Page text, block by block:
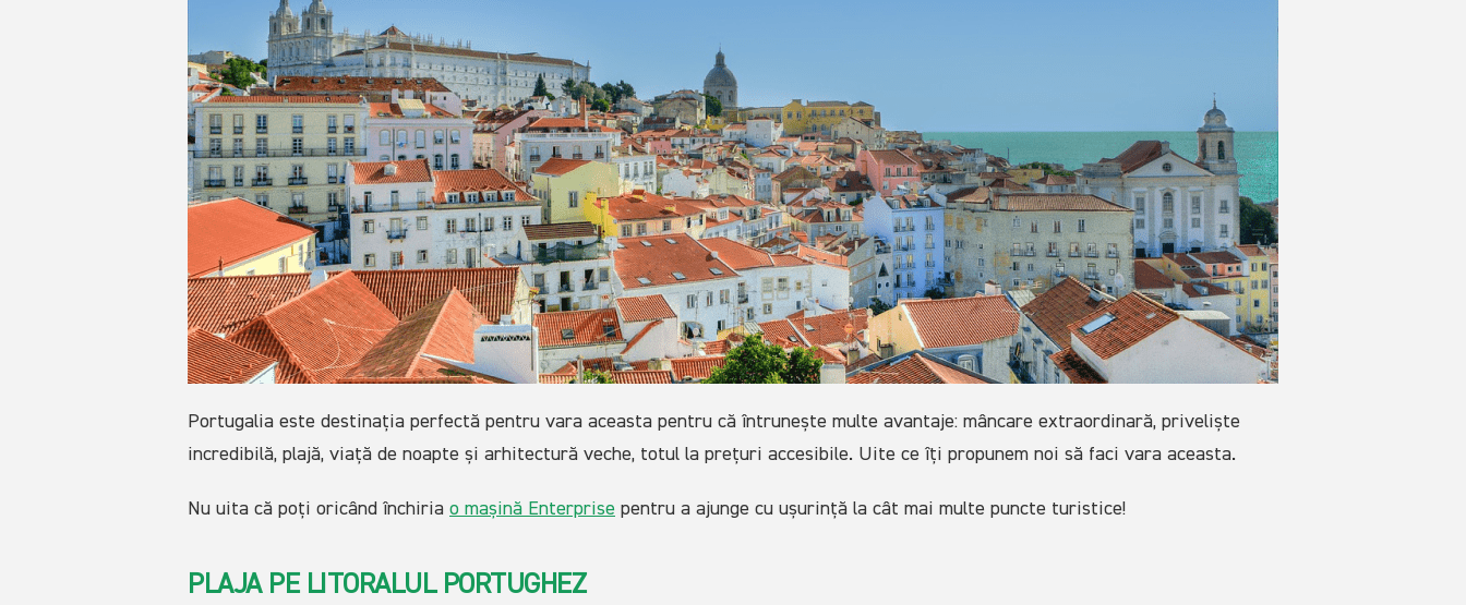
Portugalia este destinația perfectă pentru vara aceasta pentru că întrunește multe avantaje: mâncare extraordinară, priveliște
incredibilă, plajă, viață de noapte și arhitectură veche, totul la prețuri accesibile. Uite ce îți propunem noi să faci vara aceasta.
Nu uita că poți oricând închiria o mașină Enterprise pentru a ajunge cu ușurință la cât mai multe puncte turistice!
PLAJA PE LITORALUL PORTUGHEZ